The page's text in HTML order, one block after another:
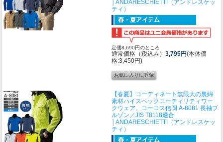
│ANDARESCHIETTI（アンドレスケッ
ティ）
定価8,690円のところ
通常価格（税込み） 3,795円(本体価
格:3,450円)
【春夏】コーディネート無限大の裏綿
素材ハイスペックユーティリティワー
クウェア。 コーコス信岡 A-8081 長袖ブ
ルゾン／JIS T8118適合
│ANDARESCHIETTI（アンドレスケッ
ティ）